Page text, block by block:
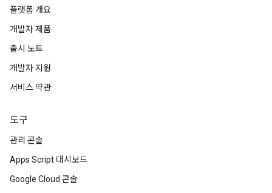
플랫폼 개요
개발자 제품
출시 노트
개발자 지원
서비스 약관
도구
관리 콘솔
Apps Script 대시보드
Google Cloud 콘솔